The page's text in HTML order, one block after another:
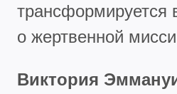
о жертвенной
Виктория